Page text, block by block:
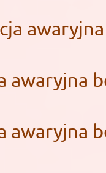
awaryjna
awaryjna